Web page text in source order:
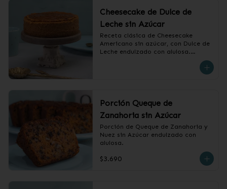
Cheesecake de Dulce de
Leche sin Azúcar
Receta clásica de Cheesecake
Americano sin azúcar, con Dulce de
Leche endulzado con alulosa.
Porción Queque de
Zanahoria sin Azúcar
Porción de Queque de Zanahoria y
Nuez sin Azúcar endulzado con
alulosa.
$3.690